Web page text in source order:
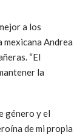
a los
mexicana Andrea
“El
la
género y el
de mi propia